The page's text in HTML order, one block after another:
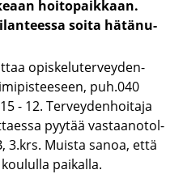
hoi­to­paik­kaan.
soita hä­tä­nu­
opis­ke­lu­ter­vey­den­
puh.040
- 12. Ter­vey­den­hoi­ta­ja
pyy­tää vas­taa­no­tol­
3.krs. Muis­ta sanoa, että
pai­kal­la.